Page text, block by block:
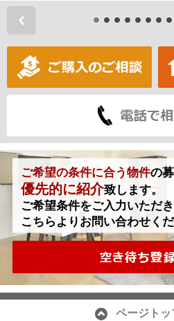
ご希望の条件に合う物件の
優先的に紹介致します。
ご希望条件をご入力いただき
こちらよりお問い合わせくだ
ページトッ